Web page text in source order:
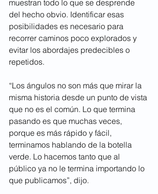
muestran todo lo que se desprende
del hecho obvio. Identificar esas
posibilidades es necesario para
recorrer caminos poco explorados y
evitar los abordajes predecibles o
repetidos.
“Los ángulos no son más que mirar la
misma historia desde un punto de vista
que no es el común. Lo que termina
pasando es que muchas veces,
porque es más rápido y fácil,
terminamos hablando de la botella
verde. Lo hacemos tanto que al
público ya no le termina importando lo
que publicamos”, dijo.